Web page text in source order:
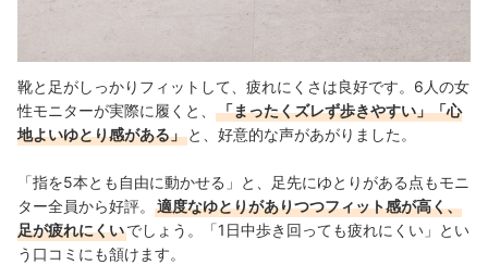
靴と足がしっかりフィットして、疲れにくさは良好です。6人の女
性モニターが実際に履くと、
「まったくズレず歩きやすい」「心
地よいゆとり感がある」 と、好意的な声があがりました。
「指を5本とも自由に動かせる」と、足先にゆとりがある点もモニ
ター全員から好評。
適度なゆとりがありつつフィット感が高く、
足が疲れにくいでしょう。「1日中歩き回っても疲れにくい」とい
う口コミにも頷けます。